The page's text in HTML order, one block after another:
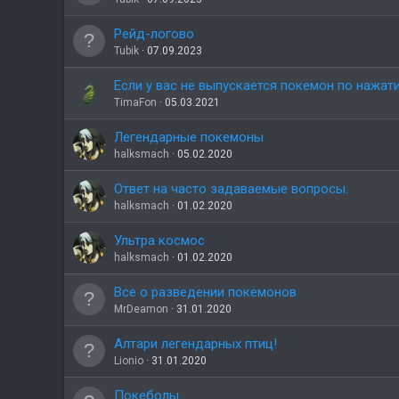
Рейд-логово
Tubik 07.09.2023
Если у вас не выпускается покемон по
TimaFon 05.03.2021
Легендарные покемоны
halksmach 05.02.2020
Ответ на часто задаваемые вопросы.
halksmach 01.02.2020
Ультра космос
halksmach 01.02.2020
Все о разведении покемонов
MrDeamon 31.01.2020
Алтари легендарных птиц!
Lionio 31.01.2020
Покеболы